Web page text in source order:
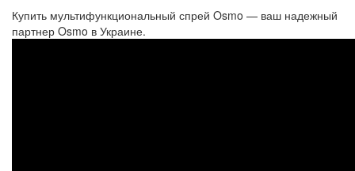
Купить мультифункциональный спрей Osmo — ваш надежный
партнер Osmo в Украине.